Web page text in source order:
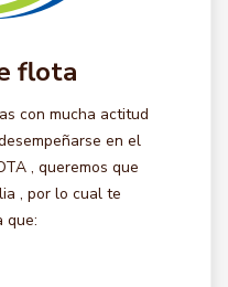
flota
con mucha actitud
en el
, queremos que
, por lo cual te
que: